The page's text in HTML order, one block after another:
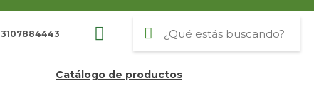
3107884443
Catálogo de productos